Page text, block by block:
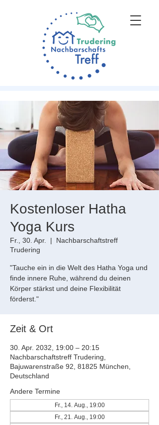
Kostenloser Hatha
Yoga Kurs
Fr., 30. Apr.
  |
Nachbarschaftstreff
Trudering
"Tauche ein in die Welt des Hatha Yoga und
finde innere Ruhe, während du deinen
Körper stärkst und deine Flexibilität
förderst."
Zeit & Ort
30. Apr. 2032, 19:00 – 20:15
Nachbarschaftstreff Trudering,
Bajuwarenstraße 92, 81825 München,
Deutschland
Andere Termine
Fr., 14. Aug., 19:00
Fr., 21. Aug., 19:00